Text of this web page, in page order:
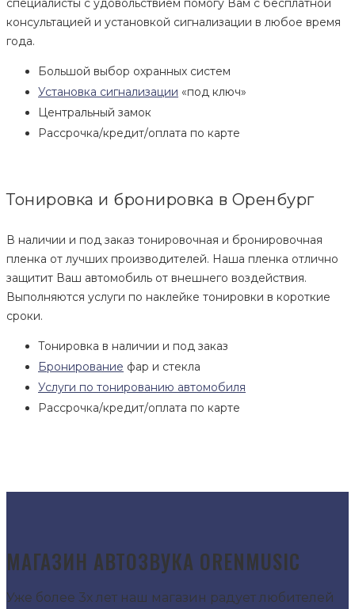
консультацией и установкой сигнализации в любое время
года.
Большой выбор охранных систем
Установка сигнализации «под ключ»
Центральный замок
Рассрочка/кредит/оплата по карте
Тонировка и бронировка в Оренбург
В наличии и под заказ тонировочная и бронировочная
пленка от лучших производителей. Наша пленка отлично
защитит Ваш автомобиль от внешнего воздействия.
Выполняются услуги по наклейке тонировки в короткие
сроки.
Тонировка в наличии и под заказ
Бронирование фар и стекла
Услуги по тонированию автомобиля
Рассрочка/кредит/оплата по карте
МАГАЗИН АВТОЗВУКА ORENMUSIC
Уже более 3х лет наш магазин радует любителей